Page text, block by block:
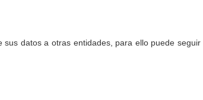
datos a otras entidades, para ello puede